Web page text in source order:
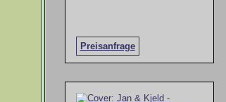
Preisanfrage